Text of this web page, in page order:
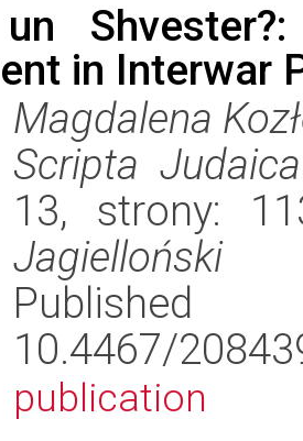
in Interwar
Magdalena
Scripta
13, strony:
Jagielloński
Published
10.4467/
publication